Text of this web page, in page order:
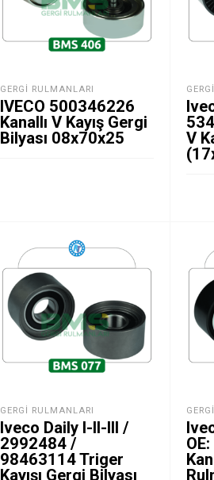
GERGI RULMANLARI
IVECO 500346226
Kanallı V Kayış Gergi
Bilyası 08x70x25
V
GERGI RULMANLARI
Iveco Daily I-II-III /
2992484 /
98463114 Triger
Kayışı Gergi Bilyası